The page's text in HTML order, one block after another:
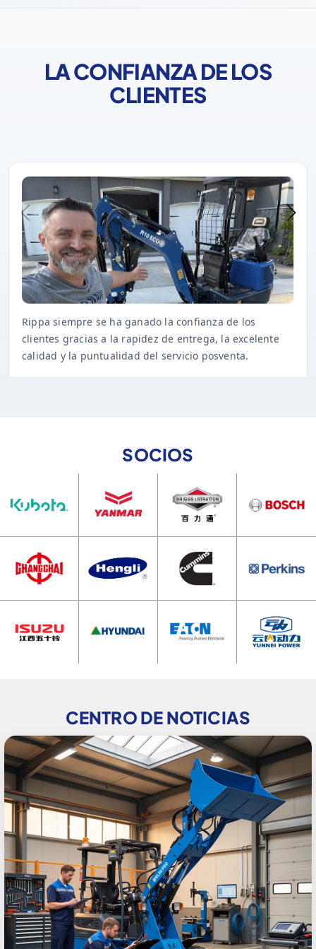
LA CONFIANZA DE LOS
CLIENTES
Rippa siempre se ha ganado la confianza de los
clientes gracias a la rapidez de entrega, la excelente
calidad y la puntualidad del servicio posventa.
SOCIOS
CENTRO DE NOTICIAS